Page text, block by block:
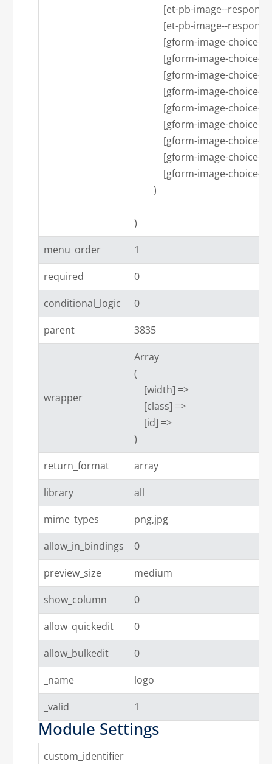
[et-pb-image--
[et-pb-image--
[gform-image-
[gform-image-
[gform-image-
[gform-image-
[gform-image-
[gform-image-
[gform-image-
[gform-image-choice-
[gform-image-choice-
        )
menu_order
1
required
0
conditional_logic
0
parent
3835
wrapper
Array
(
    [width] =>
    [class] =>
    [id] =>
return_format
array
library
all
mime_types
png,jpg
allow_in_bindings
0
preview_size
medium
show_column
0
allow_quickedit
0
allow_bulkedit
0
_name
logo
_valid
1
Module Settings
custom_identifier